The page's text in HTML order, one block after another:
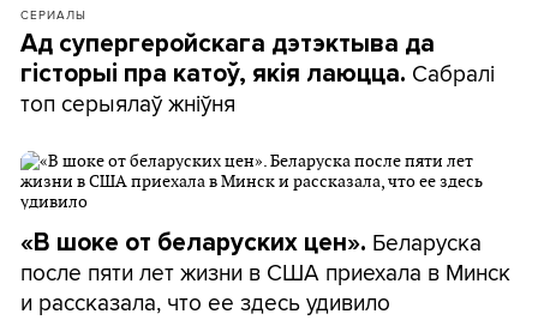
СЕРИАЛЫ
Ад супергеройскага дэтэктыва да
гісторыі пра катоў, якія лаюцца. Сабралі
топ серыялаў жніўня
«В шоке от беларуских цен». Беларуска
после пяти лет жизни в США приехала в Минск
и рассказала, что ее здесь удивило